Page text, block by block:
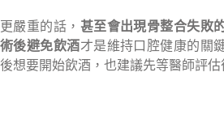
更嚴重的話， 甚至會出現骨整合失敗
術後避免飲酒才是維持口腔健康的關
後想要開始飲酒，也建議先等醫師評估